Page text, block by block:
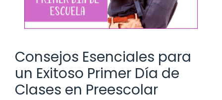
Consejos Esenciales para
un Exitoso Primer Día de
Clases en Preescolar